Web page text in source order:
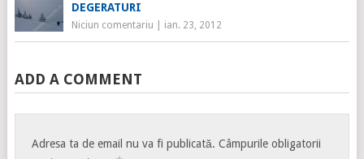
DEGERATURI
Niciun comentariu ian. 23, 2012
ADD A COMMENT
Adresa ta de email nu va fi publicată. Câmpurile obligatorii